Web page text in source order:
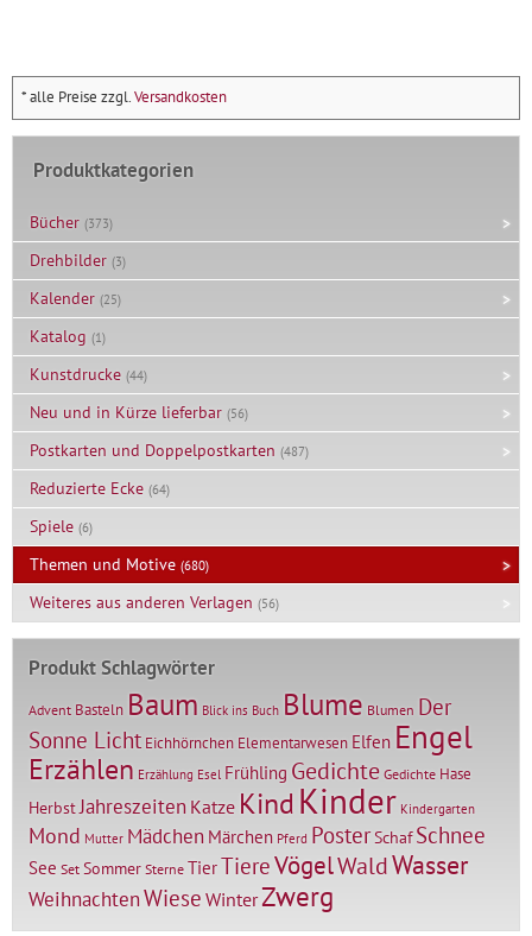
* alle Preise zzgl.Versandkosten
Produktkategorien
Bücher (373)
Drehbilder (3)
Kalender (25)
Katalog (1)
Kunstdrucke (44)
Neu und in Kürze lieferbar (56)
Postkarten und Doppelpostkarten (487)
Reduzierte Ecke (64)
Spiele (6)
Themen und Motive (680)
Weiteres aus anderen Verlagen (56)
Produkt Schlagwörter
Advent Basteln Baum Blick ins Buch Blume Blumen Der
Sonne Licht Eichhörnchen Elementarwesen Elfen Engel
Erzählen Erzählung Esel Frühling Gedichte Gedichte Hase
HerbstJahreszeitenKatze KindKinder Kindergarten
Mond Mutter Mädchen Märchen Pferd PosterSchaf Schnee
See Set Sommer Sterne TierTiereVögelWaldWasser
WeihnachtenWiese WinterZwerg